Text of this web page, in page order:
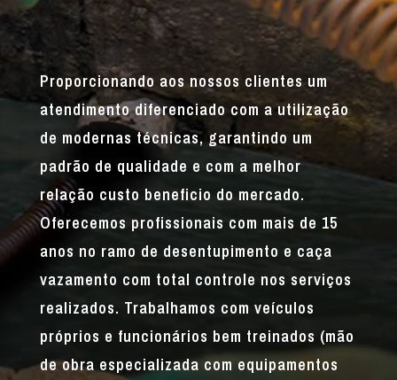
Proporcionando aos nossos clientes um
atendimento diferenciado com a utilização
de modernas técnicas, garantindo um
padrão de qualidade e com a melhor
relação custo beneficio do mercado.
Oferecemos profissionais com mais de 15
anos no ramo de desentupimento e caça
vazamento com total controle nos serviços
realizados. Trabalhamos com veículos
próprios e funcionários bem treinados (mão
de obra especializada com equipamentos